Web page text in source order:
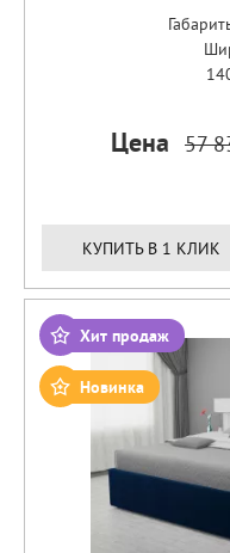
Цена 57
КУПИТЬ В 1 КЛИК
Хит продаж
Новинка